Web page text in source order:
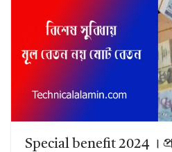
Special benefit 2024 ।